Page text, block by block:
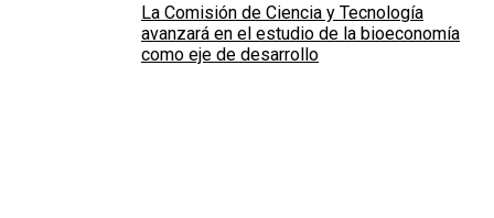
La Comisión de Ciencia y Tecnología
avanzará en el estudio de la bioeconomía
como eje de desarrollo